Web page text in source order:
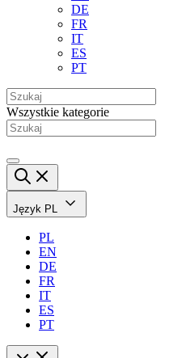
DE
FR
IT
ES
PT
Wszystkie kategorie
Język PL
PL
EN
DE
FR
IT
ES
PT